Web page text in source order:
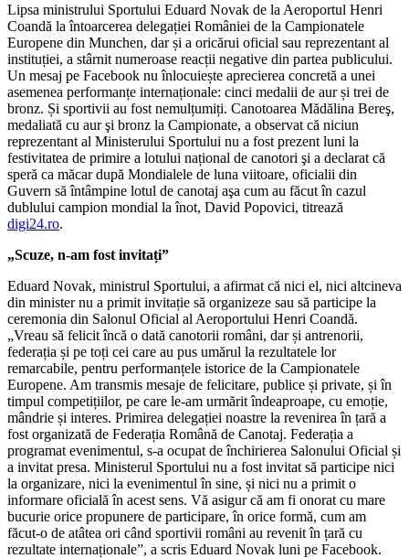
Lipsa ministrului Sportului Eduard Novak de la Aeroportul Henri
Coandă la întoarcerea delegației României de la Campionatele
Europene din Munchen, dar și a oricărui oficial sau reprezentant al
instituției, a stârnit numeroase reacții negative din partea publicului.
Un mesaj pe Facebook nu înlocuiește aprecierea concretă a unei
asemenea performanțe internaționale: cinci medalii de aur și trei de
bronz. Și sportivii au fost nemulțumiți. Canotoarea Mădălina Bereş,
medaliată cu aur şi bronz la Campionate, a observat că niciun
reprezentant al Ministerului Sportului nu a fost prezent luni la
festivitatea de primire a lotului național de canotori şi a declarat că
speră ca măcar după Mondialele de luna viitoare, oficialii din
Guvern să întâmpine lotul de canotaj aşa cum au făcut în cazul
dublului campion mondial la înot, David Popovici, titrează
digi24.ro.
„Scuze, n-am fost invitați”
Eduard Novak, ministrul Sportului, a afirmat că nici el, nici altcineva
din minister nu a primit invitație să organizeze sau să participe la
ceremonia din Salonul Oficial al Aeroportului Henri Coandă.
„Vreau să felicit încă o dată canotorii români, dar și antrenorii,
federația și pe toți cei care au pus umărul la rezultatele lor
remarcabile, pentru performanțele istorice de la Campionatele
Europene. Am transmis mesaje de felicitare, publice și private, și în
timpul competițiilor, pe care le-am urmărit îndeaproape, cu emoție,
mândrie și interes. Primirea delegației noastre la revenirea în țară a
fost organizată de Federația Română de Canotaj. Federația a
programat evenimentul, s-a ocupat de închirierea Salonului Oficial și
a invitat presa. Ministerul Sportului nu a fost invitat să participe nici
la organizare, nici la evenimentul în sine, și nici nu a primit o
informare oficială în acest sens. Vă asigur că am fi onorat cu mare
bucurie orice propunere de participare, în orice formă, cum am
făcut-o de atâtea ori când sportivii români au revenit în țară cu
rezultate internaționale”, a scris Eduard Novak luni pe Facebook.